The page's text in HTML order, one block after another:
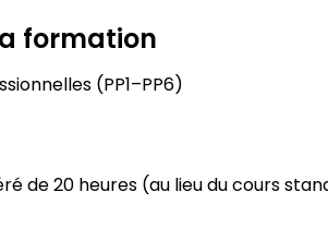
formation
(PP1–PP6)
de 20 heures (au lieu du cours